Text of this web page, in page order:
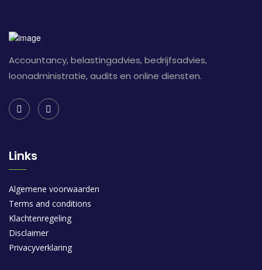
Accountancy, belastingadvies, bedrijfsadvies,
loonadministratie, audits en online diensten.
Links
Algemene voorwaarden
Terms and conditions
Klachtenregeling
Disclaimer
Privacyverklaring